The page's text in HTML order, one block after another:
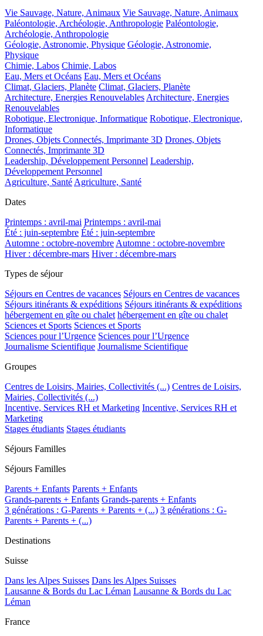
Vie Sauvage, Nature, Animaux Vie Sauvage, Nature, Animaux
Paléontologie, Archéologie, Anthropologie Paléontologie,
Archéologie, Anthropologie
Géologie, Astronomie, Physique Géologie, Astronomie,
Physique
Chimie, Labos Chimie, Labos
Eau, Mers et Océans Eau, Mers et Océans
Climat, Glaciers, Planète Climat, Glaciers, Planète
Architecture, Energies RenouvelablesArchitecture, Energies
Renouvelables
Robotique, Electronique, Informatique Robotique, Electronique,
Informatique
Drones, Objets Connectés, Imprimante 3D Drones, Objets
Connectés, Imprimante 3D
Leadership, Développement Personnel Leadership,
Développement Personnel
Agriculture, SantéAgriculture, Santé
Dates
Printemps : avril-mai Printemps : avril-mai
Été : juin-septembre Été : juin-septembre
Automne : octobre-novembreAutomne : octobre-novembre
Hiver : décembre-mars Hiver : décembre-mars
Types de séjour
Séjours en Centres de vacances Séjours en Centres de vacances
Séjours itinérants & expéditions Séjours itinérants & expéditions
hébergement en gîte ou chalet hébergement en gîte ou chalet
Sciences et Sports Sciences et Sports
Sciences pour l’Urgence Sciences pour l’Urgence
Journalisme Scientifique Journalisme Scientifique
Groupes
Centres de Loisirs, Mairies, Collectivités (...) Centres de Loisirs,
Mairies, Collectivités (...)
Incentive, Services RH et Marketing Incentive, Services RH et
Marketing
Stages étudiants Stages étudiants
Séjours Familles
Séjours Familles
Parents + Enfants Parents + Enfants
Grands-parents + Enfants Grands-parents + Enfants
3 générations : G-Parents + Parents + (...) 3 générations : G-
Parents + Parents + (...)
Destinations
Suisse
Dans les Alpes Suisses Dans les Alpes Suisses
Lausanne & Bords du Lac Léman Lausanne & Bords du Lac
Léman
France